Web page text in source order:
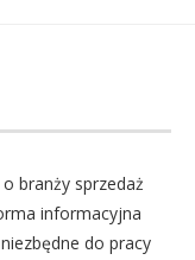
branży sprzedaż
informacyjna
do pracy